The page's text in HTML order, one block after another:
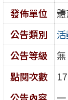
發佈單位
公告類別
公告等級
無
點閱次數